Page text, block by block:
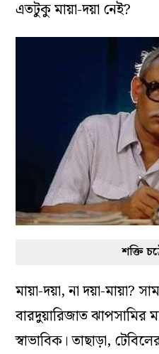
এতটুকু মায়া-দয়া নেই?
শক্তি
মায়া-দয়া, না দয়া-মায়া?
বারদুয়ারিজাত ঝাপসামির
স্বাভাবিক। তাছাড়া,